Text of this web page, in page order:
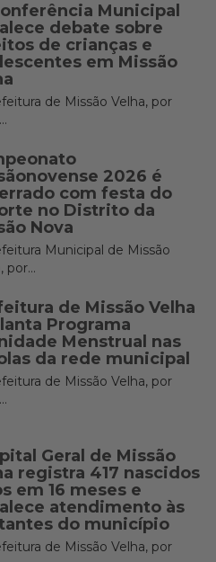
Municipal
debate sobre
de crianças e
em Missão
de Missão Velha, por
2026 é
com festa do
no Distrito da
Nova
Municipal de Missão
por...
de Missão Velha
Programa
Menstrual nas
da rede municipal
de Missão Velha, por
Geral de Missão
registra 417 nascidos
em 16 meses e
atendimento às
do município
de Missão Velha, por